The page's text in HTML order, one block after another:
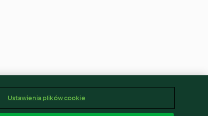
Ustawienia plików cookie